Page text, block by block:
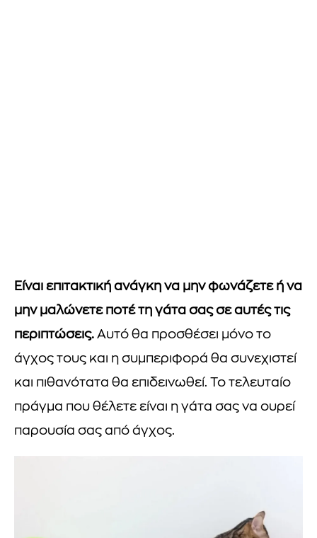
Είναι επιτακτική ανάγκη να μην φωνάζετε ή να
μην μαλώνετε ποτέ τη γάτα σας σε αυτές τις
περιπτώσεις. Αυτό θα προσθέσει μόνο το
άγχος τους και η συμπεριφορά θα συνεχιστεί
και πιθανότατα θα επιδεινωθεί. Το τελευταίο
πράγμα που θέλετε είναι η γάτα σας να ουρεί
παρουσία σας από άγχος.